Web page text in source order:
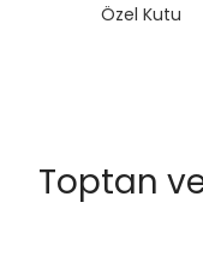
Özel Kutu
Toptan